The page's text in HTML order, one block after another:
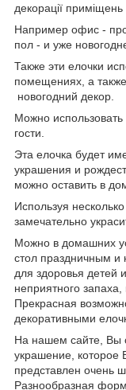
декорації приміщень
Например офис -
пол - и уже
Также эти елочки
помещениях, а также
новогодний декор.
Можно использовать
гости.
Эта елочка будет
украшения и
можно оставить в
Используя
замечательно
Можно в домашних
стол праздничным и
для здоровья детей
неприятного
Прекрасная
декоративными
На нашем сайте, Вы
украшение, которое
представлен очень
Разнообразная